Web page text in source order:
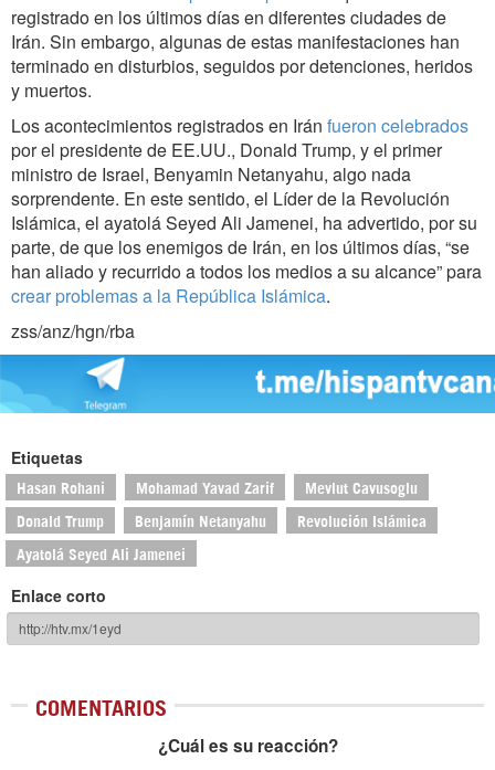
registrado en los últimos días en diferentes ciudades de
Irán. Sin embargo, algunas de estas manifestaciones han
terminado en disturbios, seguidos por detenciones, heridos
y muertos.
Los acontecimientos registrados en Irán fueron celebrados
por el presidente de EE.UU., Donald Trump, y el primer
ministro de Israel, Benyamin Netanyahu, algo nada
sorprendente. En este sentido, el Líder de la Revolución
Islámica, el ayatolá Seyed Ali Jamenei, ha advertido, por su
parte, de que los enemigos de Irán, en los últimos días, “se
han aliado y recurrido a todos los medios a su alcance” para
crear problemas a la República Islámica.
zss/anz/hgn/rba
Etiquetas
Hasan Rohani Mohamad Yavad Zarif Mevlut Cavusoglu
Donald Trump Benjamín Netanyahu Revolución Islámica
Ayatolá Seyed Ali Jamenei
Enlace corto
COMENTARIOS